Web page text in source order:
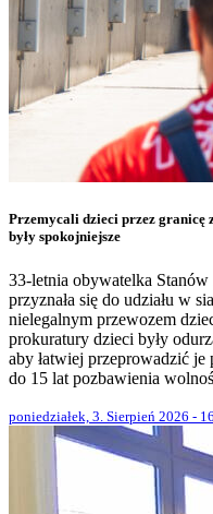
Przemycali dzieci przez granicę
były spokojniejsze
33-letnia obywatelka
przyznała się do udziału w
nielegalnym przewozem
prokuratury dzieci były
aby łatwiej przeprowadzić
do 15 lat pozbawienia
poniedziałek, 3. Sierpień 2026 -